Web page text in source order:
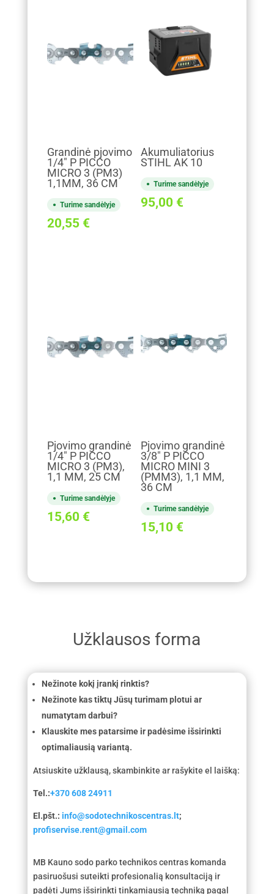
Grandinė pjovimo
1/4" P PICCO
MICRO 3 (PM3)
1,1MM, 36 CM
Turime sandėlyje
20,55 €
Akumuliatorius
STIHL AK 10
Turime sandėlyje
95,00 €
Pjovimo grandinė
1/4" P PICCO
MICRO 3 (PM3),
1,1 MM, 25 CM
Turime sandėlyje
15,60 €
Pjovimo grandinė
3/8" P PICCO
MICRO MINI 3
(PMM3), 1,1 MM,
36 CM
Turime sandėlyje
15,10 €
Užklausos forma
Nežinote kokį įrankį rinktis?
Nežinote kas tiktų Jūsų turimam plotui ar
numatytam darbui?
Klauskite mes patarsime ir padėsime išsirinkti
optimaliausią variantą.
Atsiuskite užklausą, skambinkite ar rašykite el laišką:
Tel.:+370 608 24911
El.pšt.: info@sodotechnikoscentras.lt;
profiservise.rent@gmail.com
MB Kauno sodo parko technikos centras komanda
pasiruošusi suteikti profesionalią konsultaciją ir
padėti Jums išsirinkti tinkamiausią techniką pagal